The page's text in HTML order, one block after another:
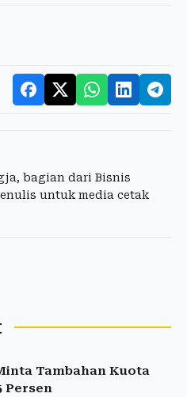
bagian dari Bisnis
untuk media cetak
Tambahan Kuota
Persen